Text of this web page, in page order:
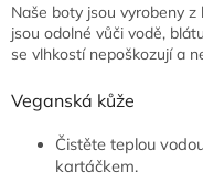
Naše boty jsou vyrobeny
jsou odolné vůči vodě,
se vlhkostí nepoškozují a
Veganská kůže
Čistěte teplou
kartáčkem.